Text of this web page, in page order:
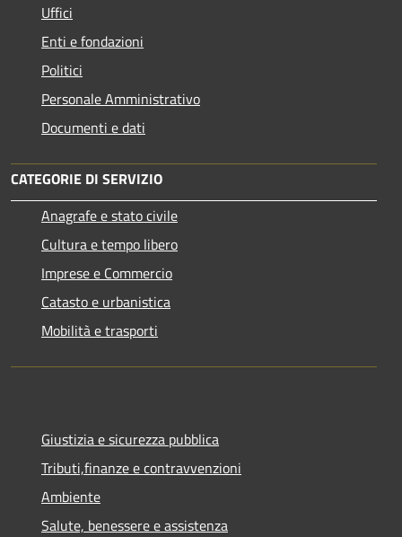
Uffici
Enti e fondazioni
Politici
Personale Amministrativo
Documenti e dati
CATEGORIE DI SERVIZIO
Anagrafe e stato civile
Cultura e tempo libero
Imprese e Commercio
Catasto e urbanistica
Mobilità e trasporti
Giustizia e sicurezza pubblica
Tributi,finanze e contravvenzioni
Ambiente
Salute, benessere e assistenza